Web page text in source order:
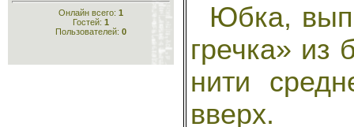
Онлайн всего: 1
Гостей: 1
Пользователей: 0
Юбка,
гречка» из
нити
вверх.